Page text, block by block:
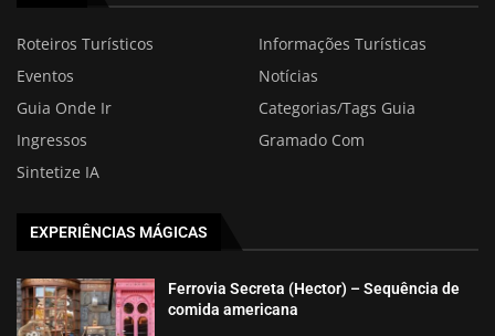
Roteiros Turísticos
Informações Turísticas
Eventos
Notícias
Guia Onde Ir
Categorias/Tags Guia
Ingressos
Gramado Com
Sintetize IA
EXPERIÊNCIAS MÁGICAS
Ferrovia Secreta (Hector) – Sequência de
comida americana